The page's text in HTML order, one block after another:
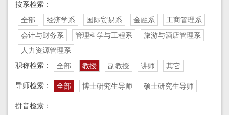
按系检索：
全部 经济学系 国际贸易系 金融系
工商管理系
会计与财务系
管理科学与工程系
旅游与酒店管理系
人力资源管理系
职称检索：
全部 教授 副教授 讲师 其它
导师检索： 全部 博士研究生导师 硕士研究生导师
拼音检索：